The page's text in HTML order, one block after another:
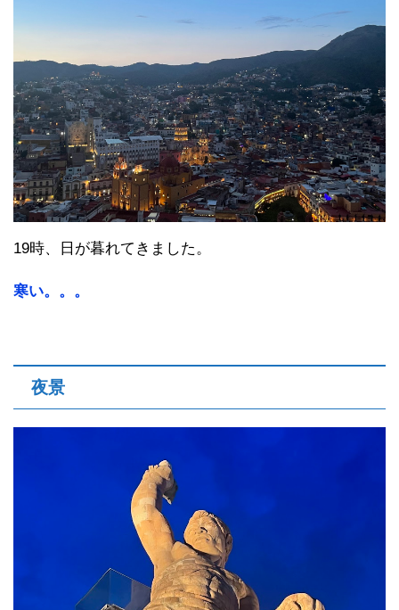
19時、日が暮れてきました。
寒い。。。
夜景